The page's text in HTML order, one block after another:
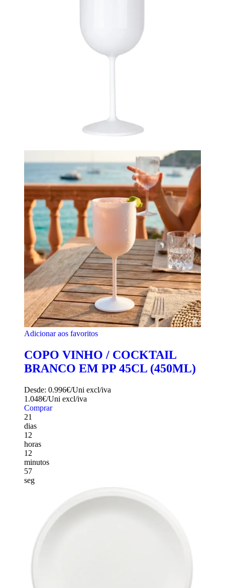
Adicionar aos favoritos
COPO VINHO / COCKTAIL
BRANCO EM PP 45CL (450ML)
Desde: 0.996€/Uni excl/iva
1.048€/Uni excl/iva
Comprar
21
dias
12
horas
12
minutos
56
seg